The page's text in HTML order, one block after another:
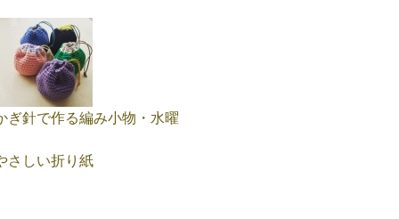
ぎ針で作る編み小物・水曜
さしい折り紙